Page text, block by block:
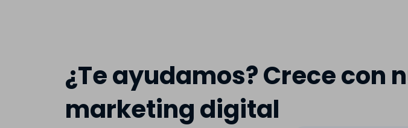
¿Te ayudamos? Crece con
marketing digital